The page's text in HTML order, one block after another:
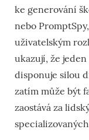
ke generování
nebo
uživatelským
ukazují, že
disponuje silou
zatím může být
zaostává za